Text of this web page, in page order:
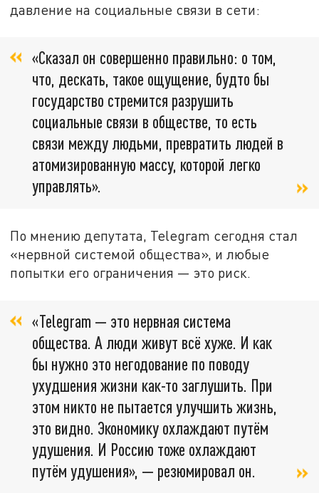
давление на социальные связи в сети:
«Сказал он совершенно правильно: о том,
что, дескать, такое ощущение, будто бы
государство стремится разрушить
социальные связи в обществе, то есть
связи между людьми, превратить людей в
атомизированную массу, которой легко
управлять».
По мнению депутата, Telegram сегодня стал
«нервной системой общества», и любые
попытки его ограничения — это риск.
«Telegram — это нервная система
общества. А люди живут всё хуже. И как
бы нужно это негодование по поводу
ухудшения жизни как-то заглушить. При
этом никто не пытается улучшить жизнь,
это видно. Экономику охлаждают путём
удушения. И Россию тоже охлаждают
путём удушения», — резюмировал он.